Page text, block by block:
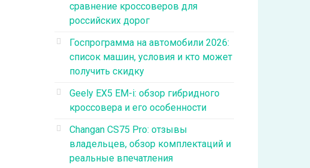
сравнение кроссоверов для
российских дорог
Госпрограмма на автомобили 2026:
список машин, условия и кто может
получить скидку
Geely EX5 EM-i: обзор гибридного
кроссовера и его особенности
Changan CS75 Pro: отзывы
владельцев, обзор комплектаций и
реальные впечатления